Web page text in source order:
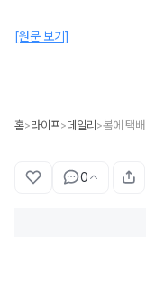
[원문 보기]
홈>라이프>데일리 >봄에 택
0